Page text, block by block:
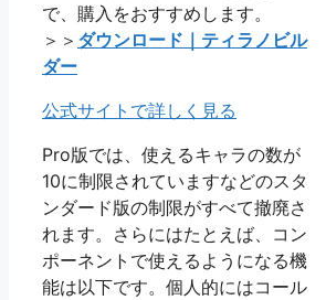
で、購入をおすすめします。
＞＞ ダウンロード｜ティラノビル
ダー
公式サイトで詳しく見る
Pro版では、使えるキャラの数が
10に制限されていますなどのスタ
ンダード版の制限がすべて撤廃さ
れます。さらにはたとえば、コン
ポーネントで使えるようになる機
能は以下です。個人的にはコール